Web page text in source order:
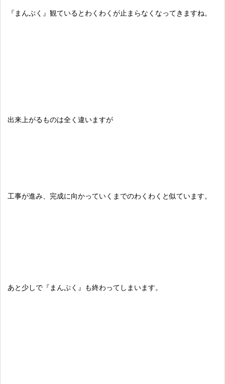
『まんぷく』観ているとわくわくが止まらなくなってきますね。
出来上がるものは全く違いますが
工事が進み、完成に向かっていくまでのわくわくと似ています。
あと少しで『まんぷく』も終わってしまいます。